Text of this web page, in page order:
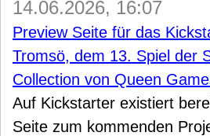
14.06.2026, 16:07
Preview Seite für das
Tromsö, dem 13. Spiel der
Collection von Queen
Auf Kickstarter existiert
Seite zum kommenden